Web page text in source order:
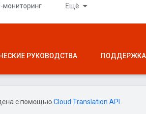
мониторинг Ещё
РУКОВОДСТВА ПОДДЕРЖКА
с помощью Cloud Translation API